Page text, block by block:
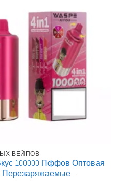
ВЕЙПОВ
100000 Пффов Оптовая
Перезаряжаемые
Вейпы Оптом